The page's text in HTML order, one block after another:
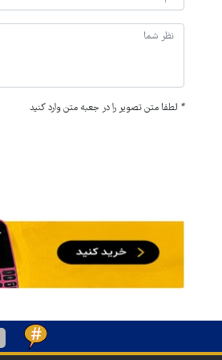
* لطفا متن تصویر را در جعبه متن وارد کنید